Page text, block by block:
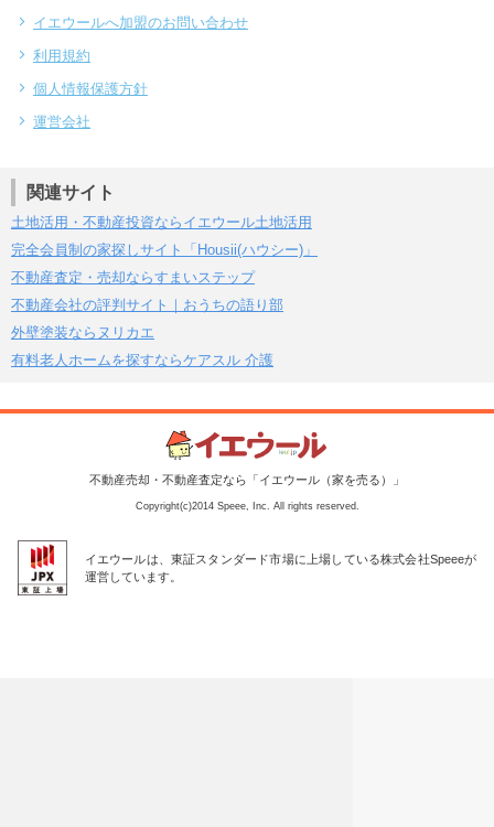
イエウールへ加盟のお問い合わせ
利用規約
個人情報保護方針
運営会社
関連サイト
土地活用・不動産投資ならイエウール土地活用
完全会員制の家探しサイト「Housii(ハウシー)」
不動産査定・売却ならすまいステップ
不動産会社の評判サイト｜おうちの語り部
外壁塗装ならヌリカエ
有料老人ホームを探すならケアスル 介護
不動産売却・不動産査定なら「イエウール（家を売る）」
Copyright(c)2014 Speee, Inc. All rights reserved.
イエウールは、東証スタンダード市場に上場している株式会社Speeeが
運営しています。